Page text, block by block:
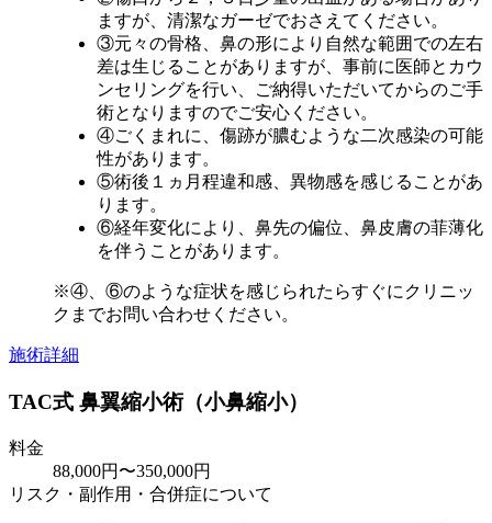
ますが、清潔なガーゼでおさえてください。
③元々の骨格、鼻の形により自然な範囲での左右
差は生じることがありますが、事前に医師とカウ
ンセリングを行い、ご納得いただいてからのご手
術となりますのでご安心ください。
④ごくまれに、傷跡が膿むような二次感染の可能
性があります。
⑤術後１ヵ月程違和感、異物感を感じることがあ
ります。
⑥経年変化により、鼻先の偏位、鼻皮膚の菲薄化
を伴うことがあります。
※④、⑥のような症状を感じられたらすぐにクリニッ
クまでお問い合わせください。
施術詳細
TAC式 鼻翼縮小術（小鼻縮小）
料金
88,000円〜350,000円
リスク・副作用・合併症について